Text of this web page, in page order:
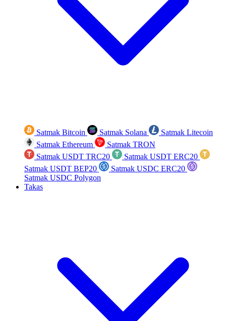
Satmak Bitcoin Satmak Solana
Satmak Litecoin
Satmak Ethereum
Satmak TRON
Satmak USDT TRC20
Satmak USDT ERC20
Satmak USDT BEP20
Satmak USDC ERC20
Satmak USDC Polygon
Takas